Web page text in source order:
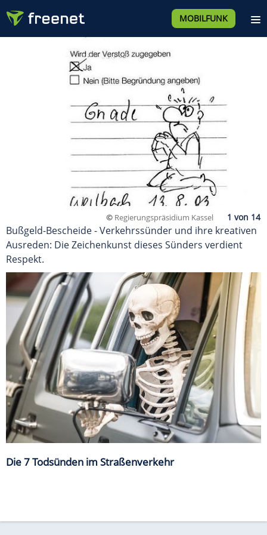
MOBILFUNK
© Regierungspräsidium Kassel
Bußgeld-Bescheide - Verkehrssünder und ihre kreativen
Ausreden: Die Zeichenkunst dieses Sünders verdient
Respekt.
Die 7 Todsünden im Straßenverkehr